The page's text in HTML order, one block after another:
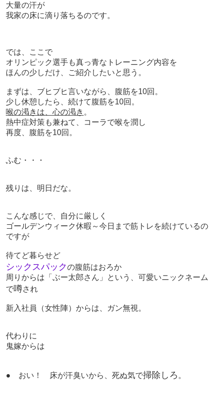
大量の汗が
我家の床に滴り落ちるのです。
では、ここで
オリンピック選手も真っ青なトレーニング内容を
ほんの少しだけ、ご紹介したいと思う。
まずは、ブヒブヒ言いながら、腹筋を10回。
少し休憩したら、続けて腹筋を10回。
喉の渇きは、心の渇き 。
熱中症対策も兼ねて、
コーラで喉を潤し
再度、腹筋を10回。
ふむ・・・
残りは、 明日だな。
こんな感じで、自分に厳しく
ゴールデンウィーク休暇～今日まで筋トレを続けているの
ですが
待てど暮らせど
シックスパックの腹筋はおろか
周りからは「ぶー太郎さん」という、 可愛いニックネーム
で噂され
新入社員（女性陣）からは、 ガン無視。
代わりに
鬼嫁からは
● おい！ 床が汗臭いから、死ぬ気で掃除しろ 。